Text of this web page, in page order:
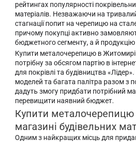
рейтингах популярності
матеріалів. Незважаючи на
стагнації попит на черепицю на
причому покупці активно
бюджетного сегменту, а й
Купити металочерепицю в
потрібну за обсягом партію в
для покрівлі та будівництва
моделей та багата палітра разом з
дадуть змогу придбати потрібний
перевищити наявний бюджет.
Купити
магазині будівельних
Одним з найкращих місць для